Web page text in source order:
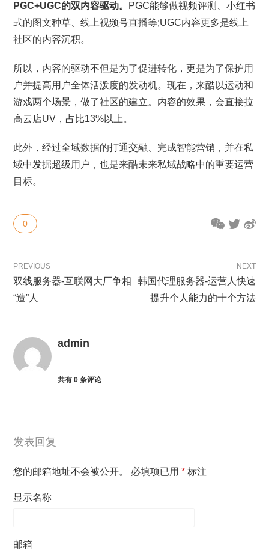
PGC+UGC的双内容驱动。 PGC能够做视频评测、小红书
式的图文种草、线上视频号直播等;UGC内容更多是线上
社区的内容沉积。
所以，内容的驱动不但是为了促进转化，更是为了保护用
户并提高用户全体活泼度的发动机。现在，来酷以运动和
游戏两个场景，做了社区的建立。内容的效果，会直接拉
高云店UV，占比13%以上。
此外，经过全域数据的打通交融、完成智能营销，并在私
域中发掘超级用户，也是来酷未来私域战略中的重要运营
目标。
0
PREVIOUS
双线服务器-互联网大厂争相
“造”人
NEXT
韩国代理服务器-运营人快速
提升个人能力的十个方法
admin
共有0 条评论
发表回复
您的邮箱地址不会被公开。 必填项已用* 标注
显示名称
邮箱